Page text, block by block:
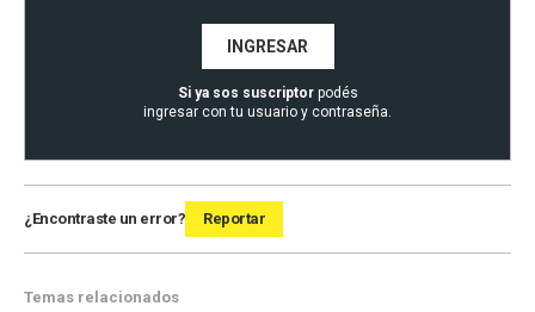
INGRESAR
Si ya sos suscriptorpodés
ingresar con tu usuario y contraseña.
¿Encontraste un error? Reportar
Temas relacionados